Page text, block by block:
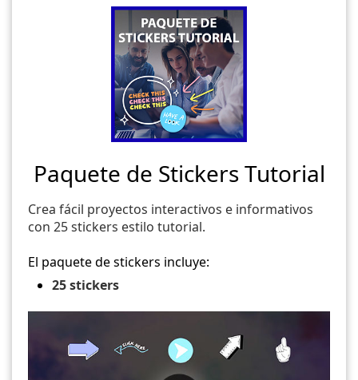
Paquete de Stickers Tutorial
Crea fácil proyectos interactivos e informativos
con 25 stickers estilo tutorial.
El paquete de stickers incluye:
25 stickers